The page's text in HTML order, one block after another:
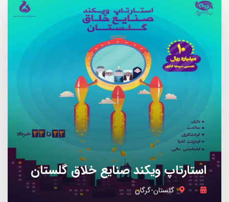
استارتاپ ویکند صنایع خلاق گلستان
گلستان-گرگان